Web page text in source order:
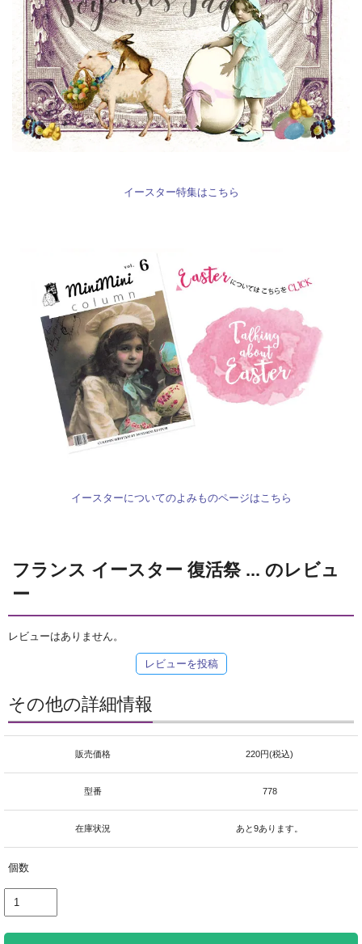
イースター特集はこちら
イースターについてのよみものページはこちら
フランス イースター 復活祭 ... のレビュ
ー
レビューはありません。
レビューを投稿
その他の詳細情報
販売価格 220円(税込)
型番 778
在庫状況 あと9あります。
個数